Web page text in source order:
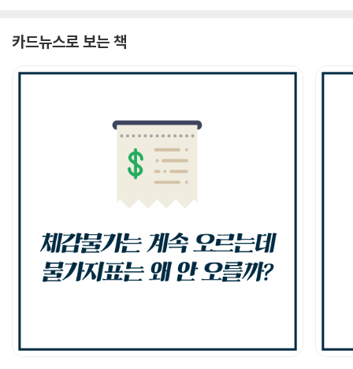
카드뉴스로 보는 책